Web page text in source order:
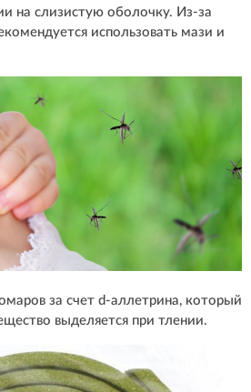
на слизистую оболочку. Из-за
использовать мази и
за счет d-аллетрина, который
выделяется при тлении.